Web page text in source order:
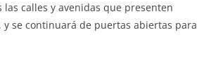
calles y avenidas que presenten
se continuará de puertas abiertas para